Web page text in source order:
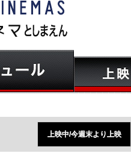
上映中/今週末より上映